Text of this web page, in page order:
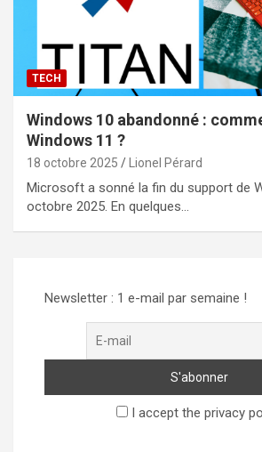
TECH
Windows 10 abandonné :
Windows 11 ?
18 octobre 2025 Lionel Pérard
Microsoft a sonné la fin du support de
octobre 2025. En quelques…
Newsletter : 1 e-mail par semaine !
I accept the privacy